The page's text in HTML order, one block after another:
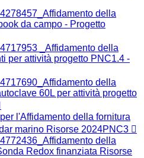
della
da campo - Progetto
_Affidamento della
per attività progetto PNC1.4 -
della
60L per attività progetto
l'Affidamento della fornitura
marino Risorse 2024PNC3
della
Redox finanziata Risorse